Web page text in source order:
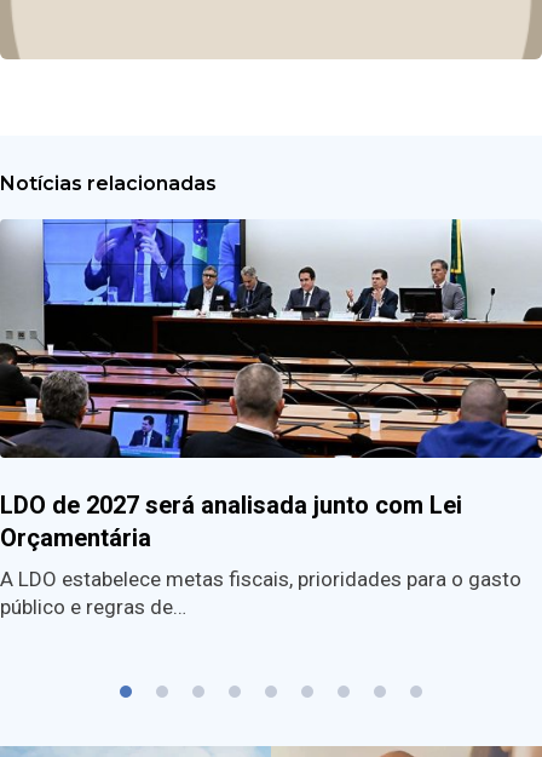
Notícias relacionadas
LDO de 2027 será analisada junto com Lei
Orçamentária
A LDO estabelece metas fiscais, prioridades para o gasto
público e regras de…